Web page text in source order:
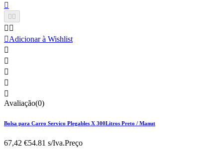

 
 
Adicionar à Wishlist





Avaliação(0)
Bolsa para Carro Servico Plegables X 300Litros Preto / Manut
67,42 €54.81 s/Iva.Preço